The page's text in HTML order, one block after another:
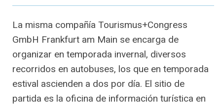
La misma compañía Tourismus+Congress
GmbH Frankfurt am Main se encarga de
organizar en temporada invernal, diversos
recorridos en autobuses, los que en temporada
estival ascienden a dos por día. El sitio de
partida es la oficina de información turística en